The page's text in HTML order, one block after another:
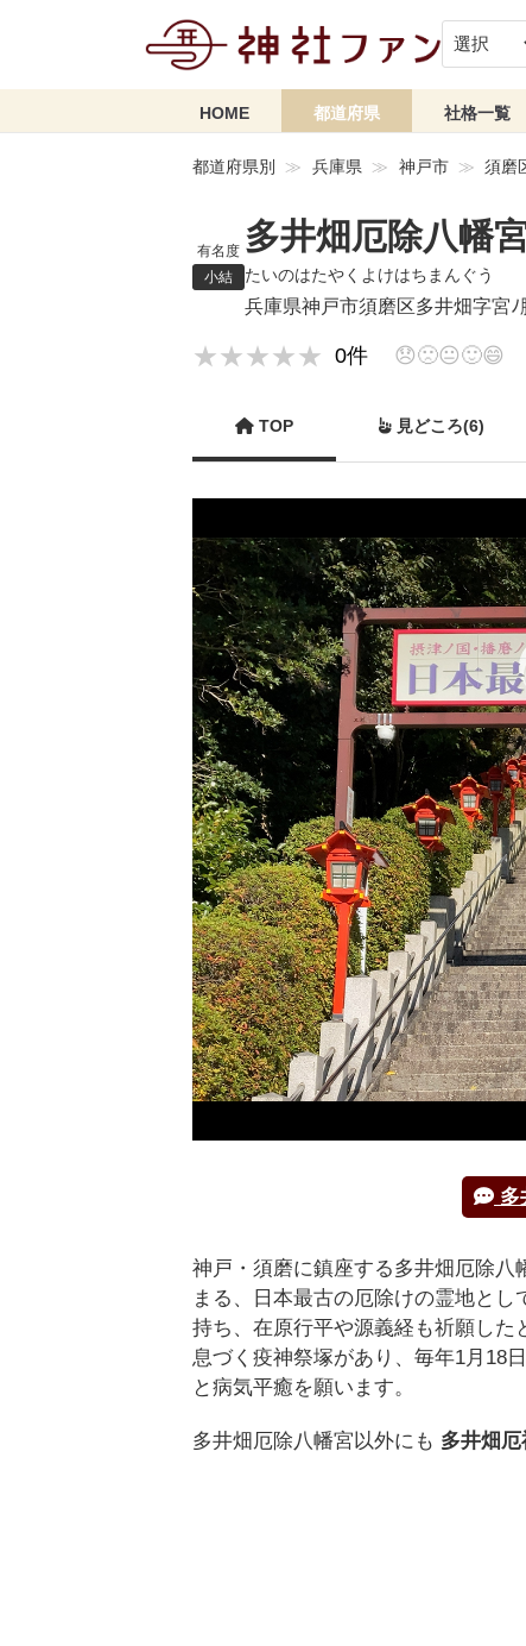
HOME 都道府県 社格一覧
都道府県別 兵庫県 神戸市 須磨
有名度
小結
多井畑厄除八幡
たいのはたやくよけはちまんぐう
兵庫県神戸市須磨区多井畑字宮ﾉ
★★★★★
★★★★★ 0件 😞🙁😐🙂😄
TOP 見どころ(6)
多
神戸・須磨に鎮座する多井畑厄除八
まる、日本最古の厄除けの霊地と
持ち、在原行平や源義経も祈願し
息づく疫神祭塚があり、毎年1月18
と病気平癒を願います。
多井畑厄除八幡宮以外にも 多井畑厄